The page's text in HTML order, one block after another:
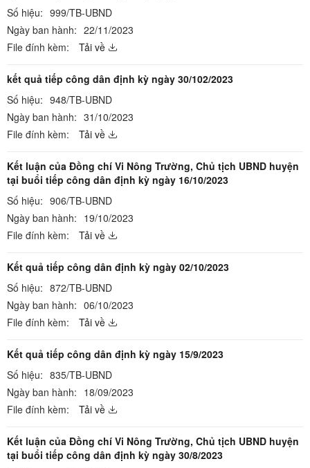
Số hiệu: 999/TB-UBND
Ngày ban hành: 22/11/2023
File đính kèm:
Tải về
kết quả tiếp công dân định kỳ ngày 30/102/2023
Số hiệu: 948/TB-UBND
Ngày ban hành: 31/10/2023
File đính kèm:
Tải về
Kết luận của Đồng chí Vi Nông Trường, Chủ tịch UBND huyện
tại buổi tiếp công dân định kỳ ngày 16/10/2023
Số hiệu: 906/TB-UBND
Ngày ban hành: 19/10/2023
File đính kèm:
Tải về
Kết quả tiếp công dân định kỳ ngày 02/10/2023
Số hiệu: 872/TB-UBND
Ngày ban hành: 06/10/2023
File đính kèm:
Tải về
Kết quả tiếp công dân định kỳ ngày 15/9/2023
Số hiệu: 835/TB-UBND
Ngày ban hành: 18/09/2023
File đính kèm:
Tải về
Kết luận của Đồng chí Vi Nông Trường, Chủ tịch UBND huyện
tại buổi tiếp công dân định kỳ ngày 30/8/2023